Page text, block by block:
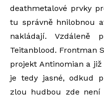
deathmetalové prvky
tu správně hnilobnou
nakládají. Vzdáleně
Teitanblood. Frontman
projekt Antinomian a
je tedy jasné, odkud
zlou hudbou zde není